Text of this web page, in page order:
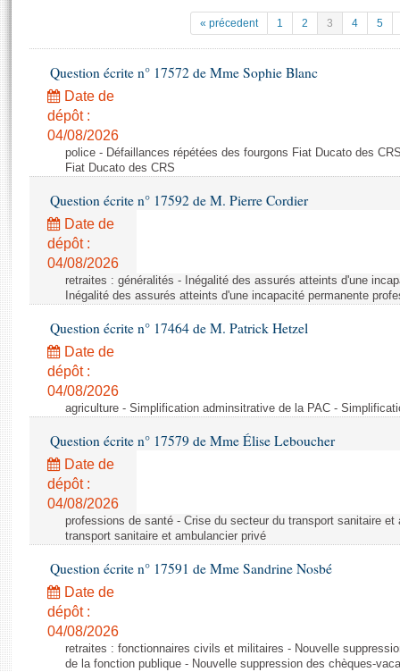
Projets de loi
Propositions de loi
Amendements
Textes adoptés
Rapports législatifs
Rapports sur l'application des lois
Baromètre de l’application des lois
Dossiers législatifs
Budget et sécurité sociale
Questions écrites et orales
Comptes rendus des débats
Documents de référence
( Constitution | Règlement de l'Assemblée ... )
Histoire
Juniors
Anciennes législatures
Contacts et plan d'accès
Photos libres de droit
« précedent 1 2 3 4 5
Question écrite n° 17572 de Mme Sophie Blanc
Date de
dépôt :
04/08/2026
police - Défaillances répétées des fourgons Fiat Ducato des
Fiat Ducato des CRS
Question écrite n° 17592 de M. Pierre Cordier
Date de
dépôt :
04/08/2026
retraites : généralités - Inégalité des assurés atteints d'une
Inégalité des assurés atteints d'une incapacité permanente
Question écrite n° 17464 de M. Patrick Hetzel
Date de
dépôt :
04/08/2026
agriculture - Simplification adminsitrative de la PAC -
Question écrite n° 17579 de Mme Élise Leboucher
Date de
dépôt :
04/08/2026
professions de santé - Crise du secteur du transport sanitaire
transport sanitaire et ambulancier privé
Question écrite n° 17591 de Mme Sandrine Nosbé
Date de
dépôt :
04/08/2026
retraites : fonctionnaires civils et militaires - Nouvelle
de la fonction publique - Nouvelle suppression des chèques-